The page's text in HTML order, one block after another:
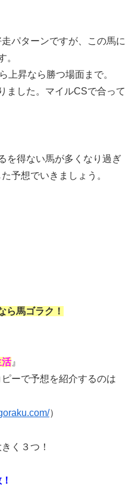
パターンですが、この馬に
。
上昇なら勝つ場面まで。
ました。マイルCSで合って
を得ない馬が多くなり過ぎ
予想でいきましょう。
ら馬ゴラク！
活』
ーで予想を紹介するのは
）
く３つ！